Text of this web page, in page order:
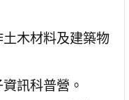
木材料及建築物
訊科普營。